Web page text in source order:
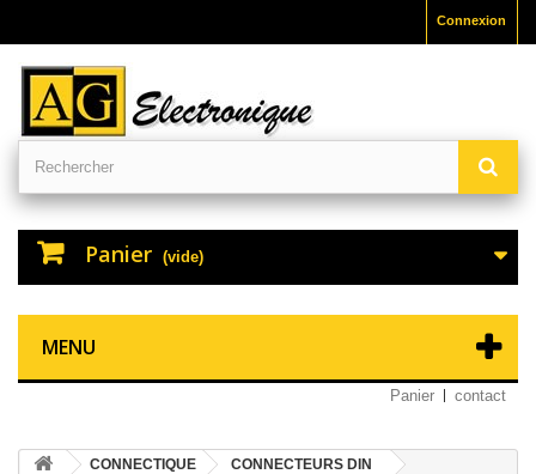
Connexion
Panier (vide)
MENU
Panier contact
CONNECTIQUE
CONNECTEURS DIN